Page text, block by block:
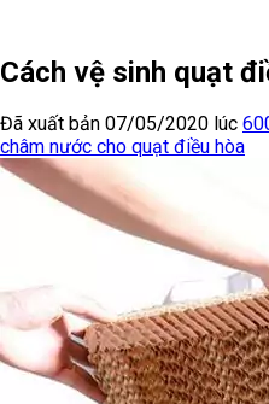
Cách vệ sinh quạt
Đã xuất bản 07/05/2020 lúc
châm nước cho quạt điều hòa